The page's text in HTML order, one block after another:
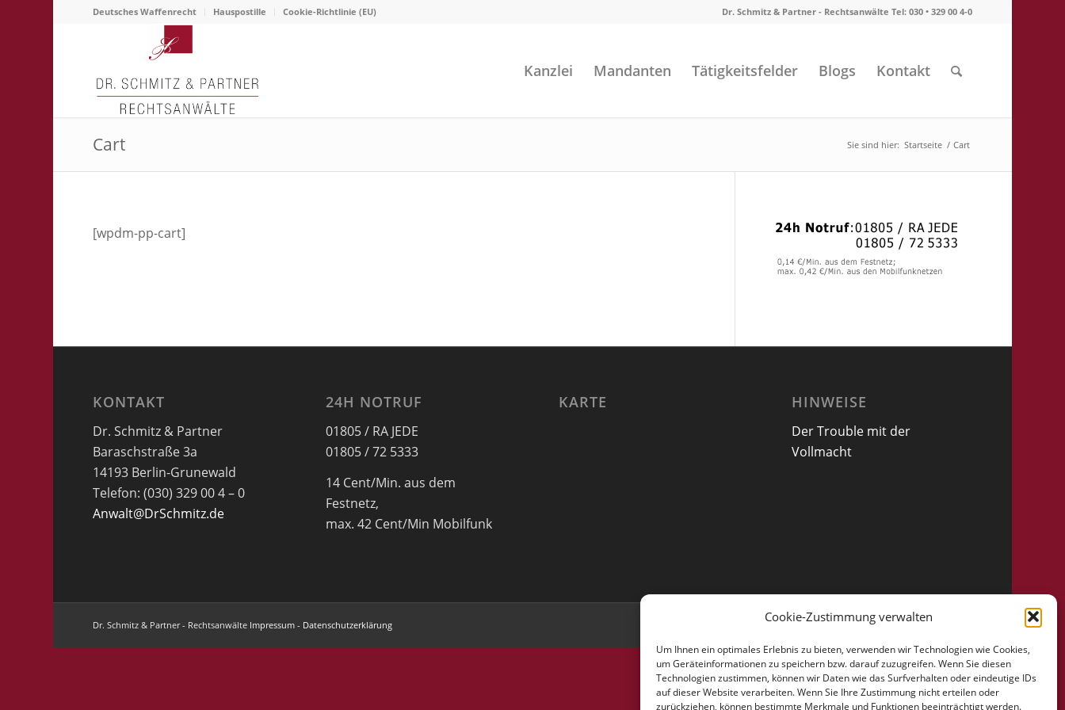
Cookie-Zustimmung verwalten
Um Ihnen ein optimales Erlebnis zu bieten, verwenden wir Technologien wie Cookies,
um Geräteinformationen zu speichern bzw. darauf zuzugreifen. Wenn Sie diesen
Technologien zustimmen, können wir Daten wie das Surfverhalten oder eindeutige IDs
auf dieser Website verarbeiten. Wenn Sie Ihre Zustimmung nicht erteilen oder
zurückziehen, können bestimmte Merkmale und Funktionen beeinträchtigt werden.
Deutsches Waffenrecht Hauspostille Cookie-Richtlinie (EU) Dr. Schmitz & Partner - Rechtsanwälte Tel: 030 • 329 00 4-0
Kanzlei Mandanten Tätigkeitsfelder Blogs Kontakt
Cart Sie sind hier: Startseite / Cart
[wpdm-pp-cart]
KONTAKT
Dr. Schmitz & Partner
Baraschstraße 3a
14193 Berlin-Grunewald
Telefon: (030) 329 00 4 – 0
Anwalt@DrSchmitz.de
24H NOTRUF
01805 / RA JEDE
01805 / 72 5333
14 Cent/Min. aus dem
Festnetz,
max. 42 Cent/Min Mobilfunk
KARTE HINWEISE
Der Trouble mit der
Vollmacht
Dr. Schmitz & Partner - Rechtsanwälte Impressum - Datenschutzerklärung